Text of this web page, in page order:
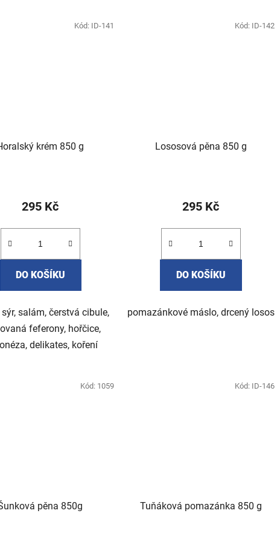
krém 850 g
295 Kč
DO KOŠÍKU
salám, čerstvá cibule,
feferony, hořčice,
delikates, koření
Kód: ID-141
Lososová pěna 850 g
295 Kč
DO KOŠÍKU
pomazánkové máslo, drcený losos
Kód: ID-142
pěna 850g
Kód: 1059
Tuňáková pomazánka 850 g
Kód: ID-146